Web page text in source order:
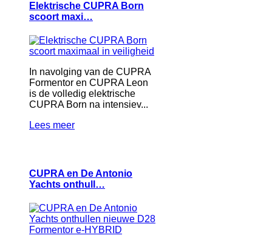
Elektrische CUPRA Born
scoort maxi…
In navolging van de CUPRA
Formentor en CUPRA Leon
is de volledig elektrische
CUPRA Born na intensiev...
Lees meer
CUPRA en De Antonio
Yachts onthull…